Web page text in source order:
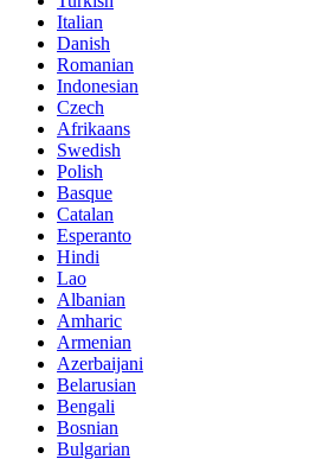
Italian
Danish
Romanian
Indonesian
Czech
Afrikaans
Swedish
Polish
Basque
Catalan
Esperanto
Hindi
Lao
Albanian
Amharic
Armenian
Azerbaijani
Belarusian
Bengali
Bosnian
Bulgarian